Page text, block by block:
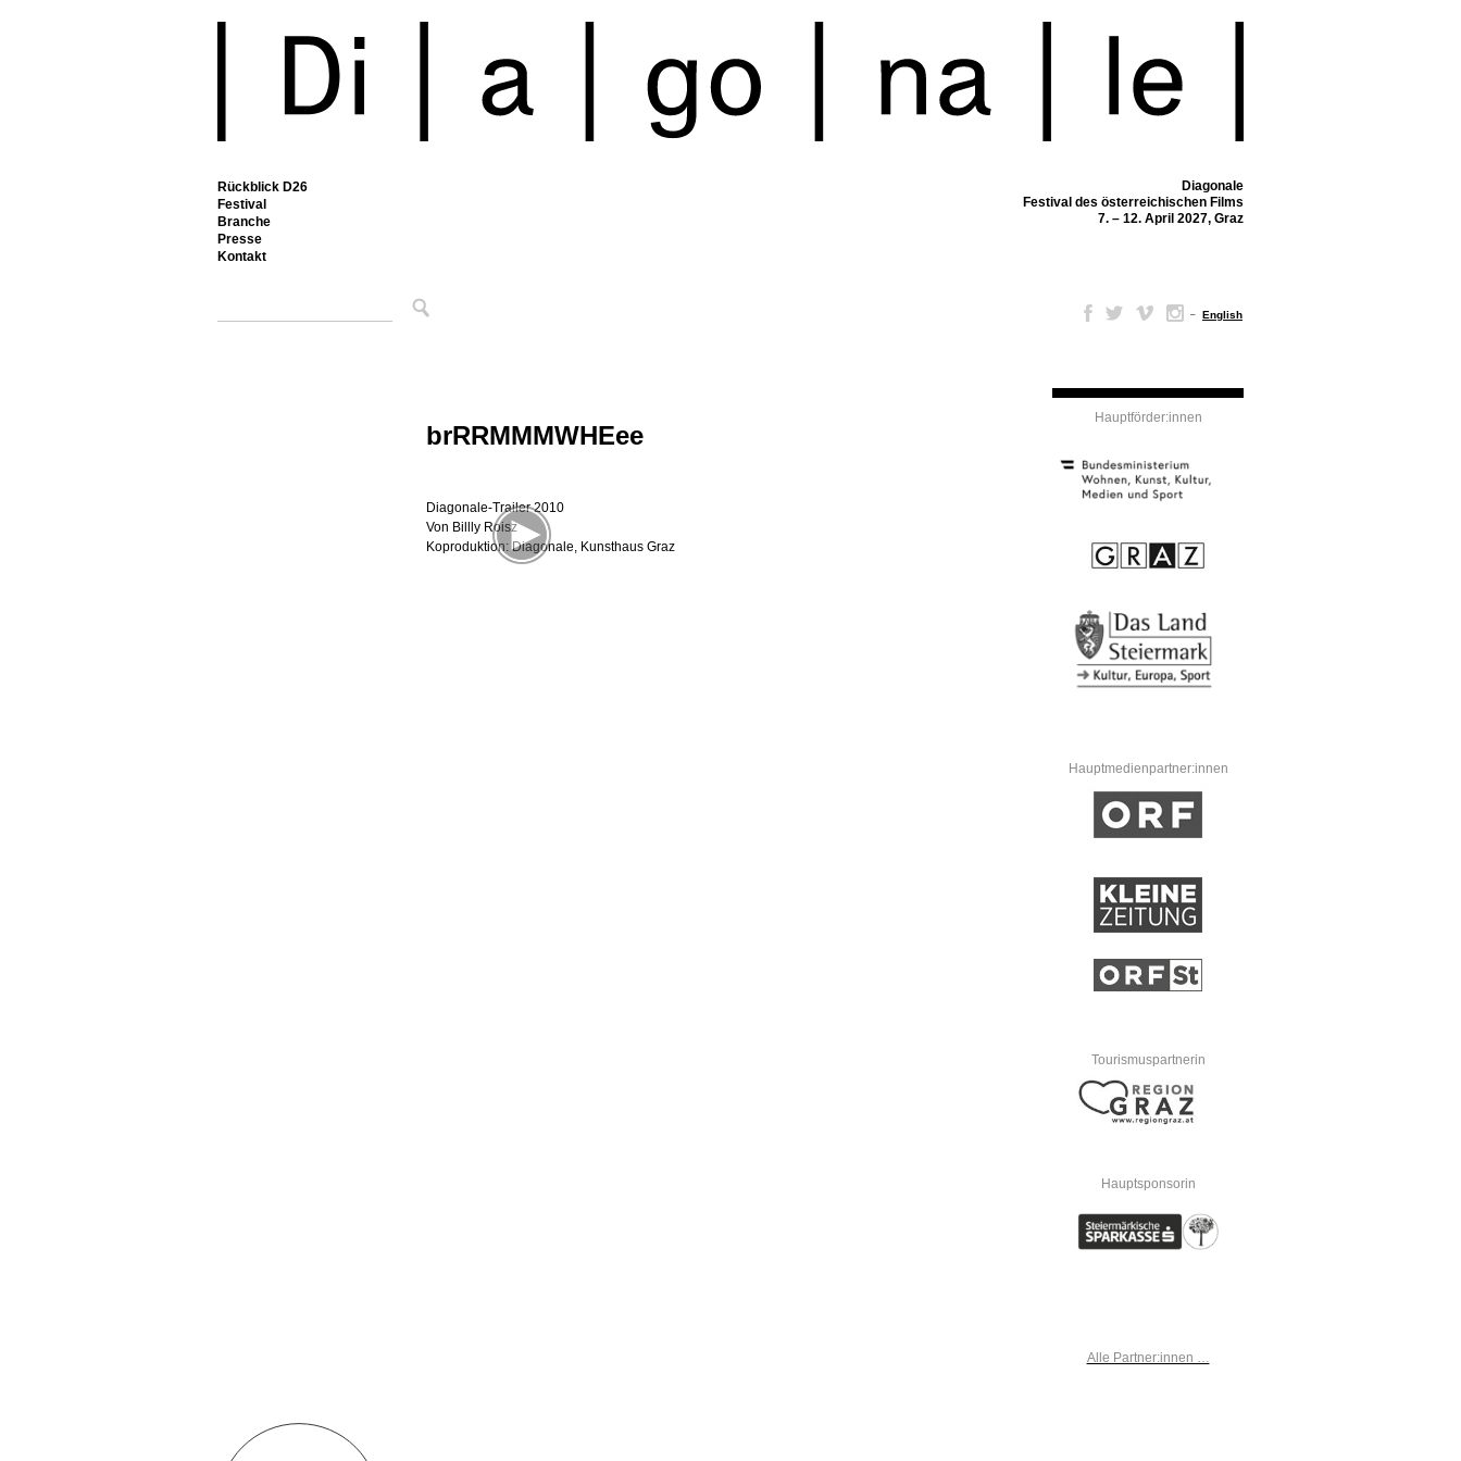
Rückblick D26
Festival
Branche
Presse
Kontakt
Diagonale
Festival des österreichischen Films
7. – 12. April 2027, Graz
– English
brRRMMMWHEee
Diagonale-Trailer 2010
Von Billly Roisz
Koproduktion: Diagonale, Kunsthaus Graz
Hauptförder:innen
Hauptmedienpartner:innen
Tourismuspartnerin
Hauptsponsorin
Alle Partner:innen …